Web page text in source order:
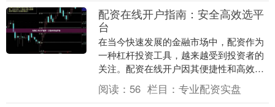
配资在线开户指南：安全高效选平
台
在当今快速发展的金融市场中，配资作为
一种杠杆投资工具，越来越受到投资者的
关注。配资在线开户因其便捷性和高效性
专业配资实盘，成为许多投资者的首选。
然而，面对市场上....
阅读： 56 栏目： 专业配资实盘